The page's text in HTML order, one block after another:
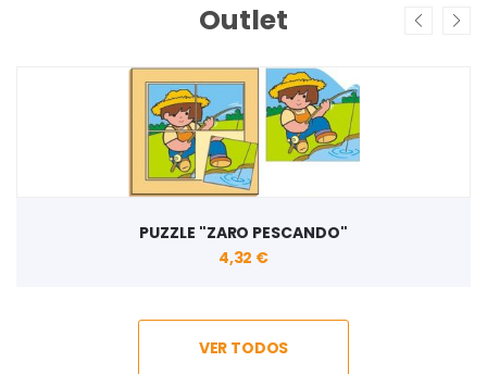
Outlet
PUZZLE "ZARO PESCANDO"
4,32 €
VER TODOS